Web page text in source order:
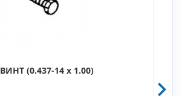
ВИНТ (0.437-14 x 1.00)